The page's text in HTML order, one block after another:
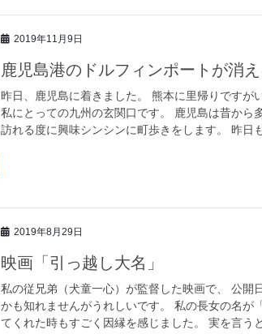
2019年11月9日
鹿児島港のドルフィンポートが消え
昨日、鹿児島に着きました。 熊本に里帰りですが
私にとっての九州の玄関口です。 鹿児島は昔から
訪れる度に興味シンシンに町歩きをします。 昨日
2019年8月29日
映画「引っ越し大名」
私の従兄弟（犬童一心）が監督した映画で、 公開
かも知れませんがうれしいです。 私の長女の名が
てくれた時もすごく因縁を感じました。 実を言う